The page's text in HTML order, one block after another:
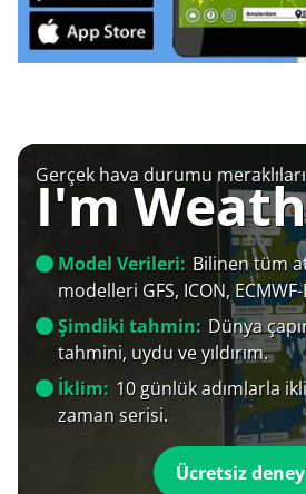
Gerçek hava durumu
I'm
Model Verileri: Bilinen tüm
modelleri GFS, ICON,
Şimdiki tahmin: Dünya
tahmini, uydu ve yıldırım.
İklim: 10 günlük adımlarla
zaman serisi.
Ücretsiz